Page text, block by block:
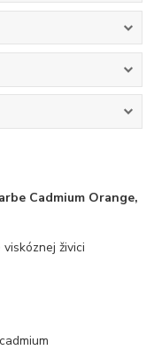
Cadmium Orange,
živici